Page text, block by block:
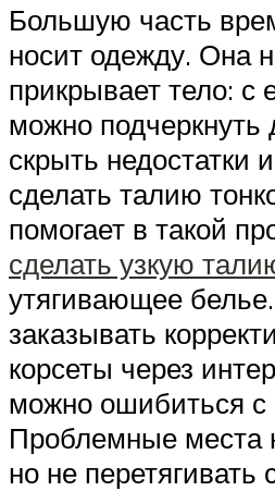
Большую часть
носит одежду. Она
прикрывает тело:
можно подчеркнуть
скрыть недостатки
сделать талию
помогает в такой
сделать узкую
утягивающее
заказывать
корсеты через
можно ошибиться с
Проблемные места
но не перетягивать